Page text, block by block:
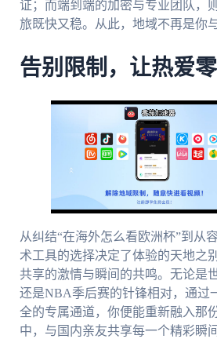
证；而端到端的加密与专业团队，
旅既快又稳。从此，地域不再是你
告别限制，让热爱
从纠结“在海外怎么看欧洲杯”到从
术工具的选择决定了体验的天地之
共享的激情与瞬间的共鸣。无论是
还是NBA季后赛的针锋相对，通过
全的专属通道，你便能重新融入那
中，与国内亲友共享每一个精彩瞬